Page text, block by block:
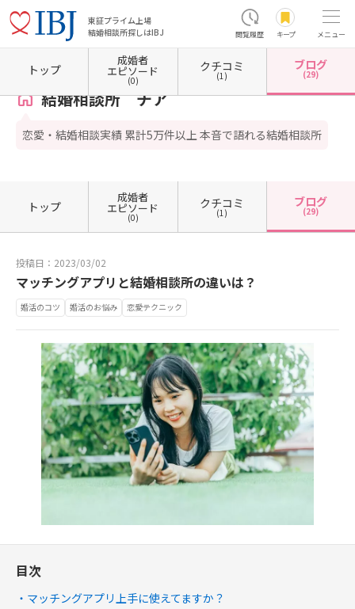
東証プライム上場
結婚相談所探しはIBJ
閲覧履歴 キープ メニュー
ホーム 大分県の結婚相談所 大分県別府市 結婚相談所 チア カウンセラーブログ一覧
結婚相談所 チア
恋愛・結婚相談実績 累計5万件以上 本音で語れる結婚相談所
トップ
成婚者
エピソード
(0)
クチコミ
(1)
ブログ
(29)
トップ
成婚者
エピソード
(0)
クチコミ
(1)
ブログ
(29)
投稿日：2023/03/02
マッチングアプリと結婚相談所の違いは？
婚活のコツ 婚活のお悩み 恋愛テクニック
目次
マッチングアプリ上手に使えてますか？